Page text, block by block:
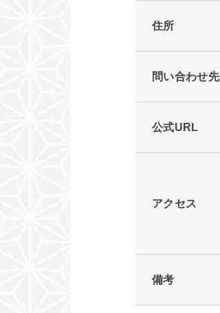
住所
問い合わせ先
公式URL
アクセス
備考